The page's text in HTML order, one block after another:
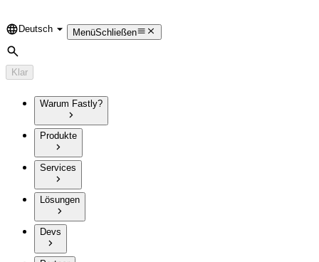
Language
Deutsch MenüSchließen
Suche
Klar
Warum Fastly?
Produkte
Services
Lösungen
Devs